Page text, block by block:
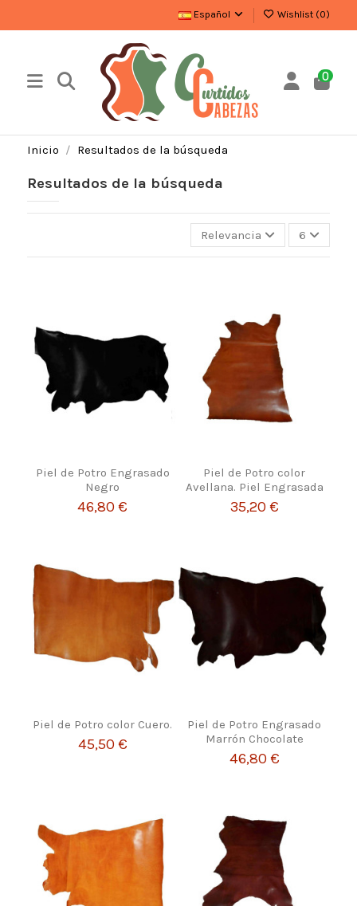
Español Wishlist (0)
0
Inicio Resultados de la búsqueda
Resultados de la búsqueda
Relevancia 6
Piel de Potro Engrasado
Negro
46,80 €
Piel de Potro color
Avellana. Piel Engrasada
35,20 €
Piel de Potro color Cuero.
45,50 €
Piel de Potro Engrasado
Marrón Chocolate
46,80 €